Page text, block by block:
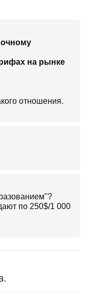
на рынке
отношения.
по 250$/1 000